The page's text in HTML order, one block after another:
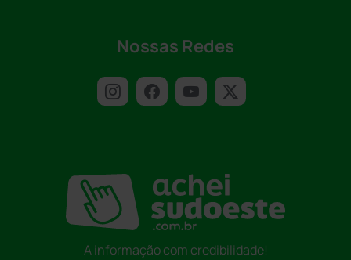
Nossas Redes
A informação com credibilidade!